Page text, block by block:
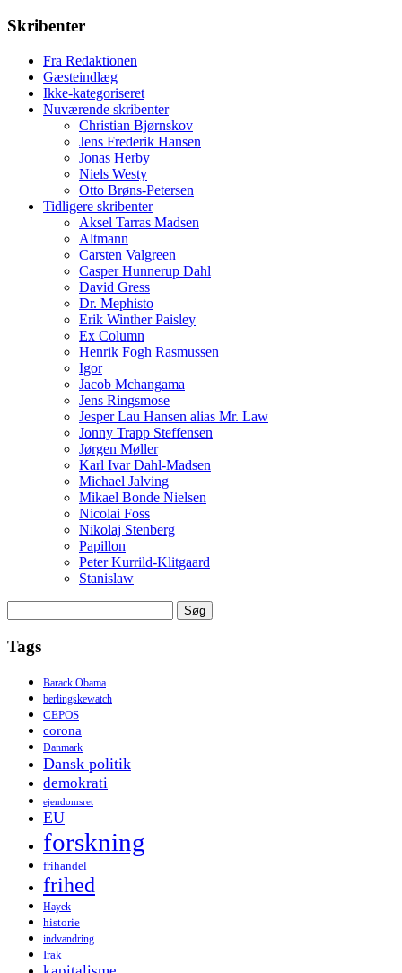
Skribenter
Fra Redaktionen
Gæsteindlæg
Ikke-kategoriseret
Nuværende skribenter
Christian Bjørnskov
Jens Frederik Hansen
Jonas Herby
Niels Westy
Otto Brøns-Petersen
Tidligere skribenter
Aksel Tarras Madsen
Altmann
Carsten Valgreen
Casper Hunnerup Dahl
David Gress
Dr. Mephisto
Erik Winther Paisley
Ex Column
Henrik Fogh Rasmussen
Igor
Jacob Mchangama
Jens Ringsmose
Jesper Lau Hansen alias Mr. Law
Jonny Trapp Steffensen
Jørgen Møller
Karl Ivar Dahl-Madsen
Michael Jalving
Mikael Bonde Nielsen
Nicolai Foss
Nikolaj Stenberg
Papillon
Peter Kurrild-Klitgaard
Stanislaw
efter:
Tags
Barack Obama
berlingskewatch
CEPOS
corona
Danmark
Dansk politik
demokrati
ejendomsret
EU
forskning
frihandel
frihed
Hayek
historie
indvandring
Irak